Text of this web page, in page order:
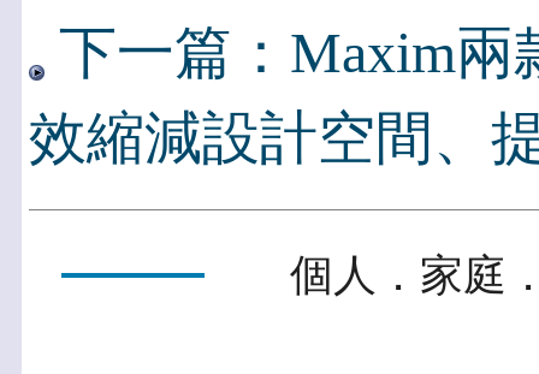
下一篇：Maxim
效縮減設計空間、
個人．家庭